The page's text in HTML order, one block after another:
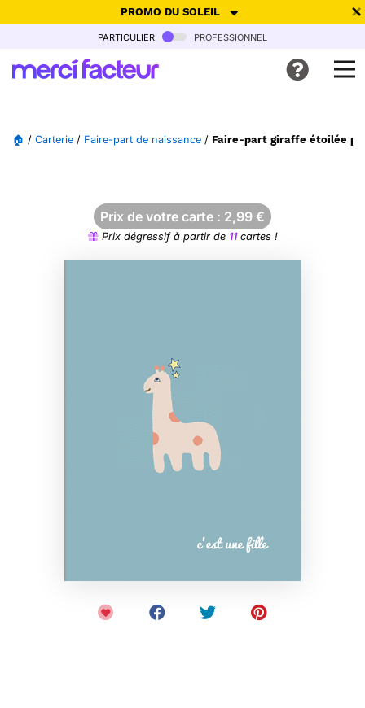
PROMO DU SOLEIL
-30% de réduction avec le code SUMMER26pour envoyer des
Ne plus afficher
particulier professionnel
🏠 / Carterie / Faire-part de naissance / Faire-part giraffe étoilée
Prix de votre carte : 2,99 €
Prix dégressif à partir de 11cartes !